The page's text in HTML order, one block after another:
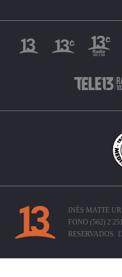
INÉS MATTE
FONO (562) 2
RESERVADOS.